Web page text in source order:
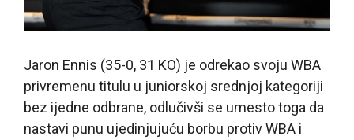
Jaron Ennis (35-0, 31 KO) je odrekao svoju WBA
privremenu titulu u juniorskoj srednjoj kategoriji
bez ijedne odbrane, odlučivši se umesto toga da
nastavi punu ujedinjujuću borbu protiv WBA i